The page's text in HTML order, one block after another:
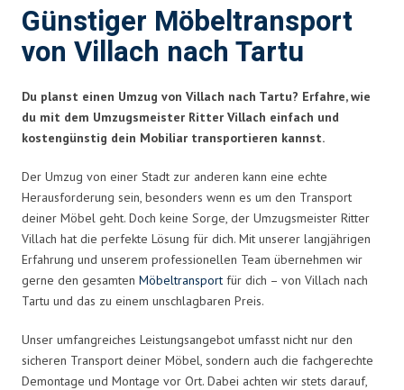
Günstiger Möbeltransport
von Villach nach Tartu
Du planst einen Umzug von Villach nach Tartu? Erfahre, wie
du mit dem Umzugsmeister Ritter Villach einfach und
kostengünstig dein Mobiliar transportieren kannst.
Der Umzug von einer Stadt zur anderen kann eine echte
Herausforderung sein, besonders wenn es um den Transport
deiner Möbel geht. Doch keine Sorge, der Umzugsmeister Ritter
Villach hat die perfekte Lösung für dich. Mit unserer langjährigen
Erfahrung und unserem professionellen Team übernehmen wir
gerne den gesamten Möbeltransport für dich – von Villach nach
Tartu und das zu einem unschlagbaren Preis.
Unser umfangreiches Leistungsangebot umfasst nicht nur den
sicheren Transport deiner Möbel, sondern auch die fachgerechte
Demontage und Montage vor Ort. Dabei achten wir stets darauf,